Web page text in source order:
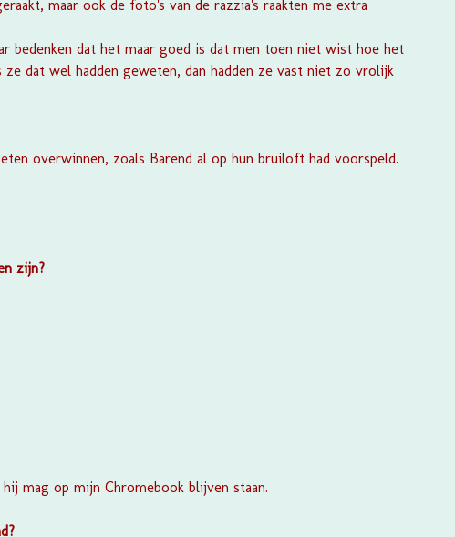
maar ook de foto's van de razzia's raakten me extra
bedenken dat het maar goed is dat men toen niet wist hoe het
dat wel hadden geweten, dan hadden ze vast niet zo vrolijk
overwinnen, zoals Barend al op hun bruiloft had voorspeld.
zijn?
mag op mijn Chromebook blijven staan.